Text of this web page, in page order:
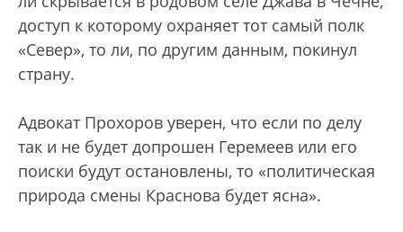
доступ к которому охраняет тот самый полк
«Север», то ли, по другим данным, покинул
страну.
Адвокат Прохоров уверен, что если по делу
так и не будет допрошен Геремеев или его
поиски будут остановлены, то «политическая
природа смены Краснова будет ясна».